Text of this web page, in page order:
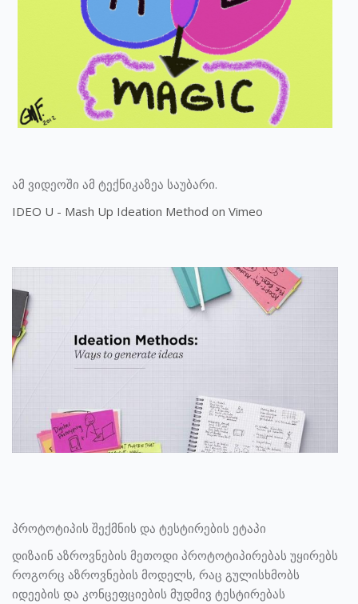
ამ ვიდეოში ამ ტექნიკაზეა საუბარი.
IDEO U - Mash Up Ideation Method on Vimeo
პროტოტიპის შექმნის და ტესტირების ეტაპი
დიზაინ აზროვნების მეთოდი პროტოტიპირებას უყირებს
როგორც აზროვნების მოდელს, რაც გულისხმობს
იდეების და კონცეფციების მუდმივ ტესტირებას